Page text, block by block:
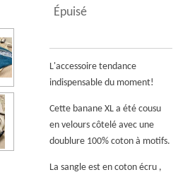
Épuisé
L'accessoire tendance
indispensable du moment!
Cette banane XL a été cousu
en velours côtelé avec une
doublure 100% coton à motifs.
La sangle est en coton écru ,